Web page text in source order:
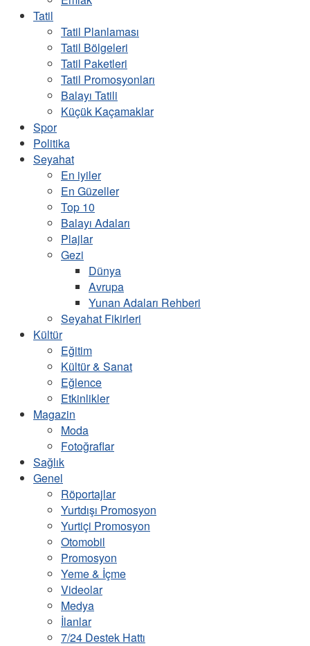
Tatil
Tatil Planlaması
Tatil Bölgeleri
Tatil Paketleri
Tatil Promosyonları
Balayı Tatili
Küçük Kaçamaklar
Spor
Politika
Seyahat
En iyiler
En Güzeller
Top 10
Balayı Adaları
Plajlar
Gezi
Dünya
Avrupa
Yunan Adaları Rehberi
Seyahat Fikirleri
Kültür
Eğitim
Kültür & Sanat
Eğlence
Etkinlikler
Magazin
Moda
Fotoğraflar
Sağlık
Genel
Röportajlar
Yurtdışı Promosyon
Yurtiçi Promosyon
Otomobil
Promosyon
Yeme & İçme
Videolar
Medya
İlanlar
7/24 Destek Hattı